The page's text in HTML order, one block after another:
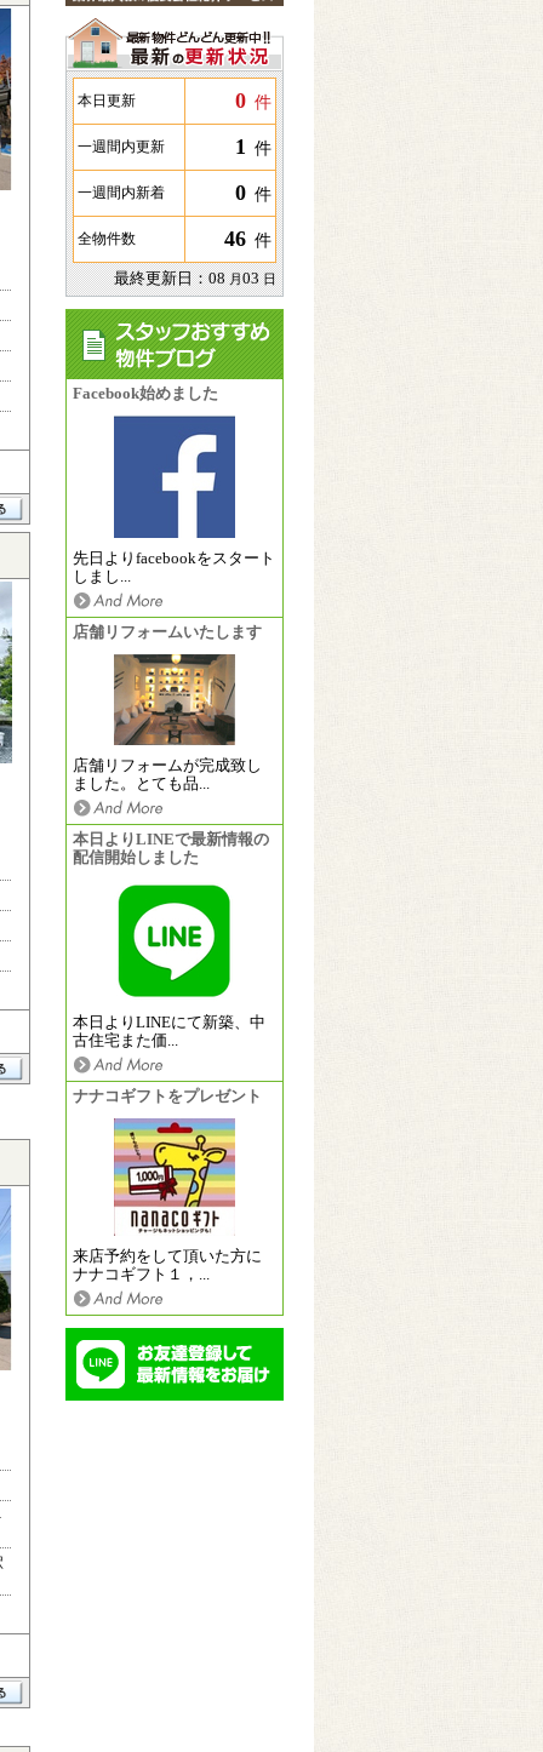
本日更新 0 件
一週間内更新 1 件
一週間内新着 0 件
全物件数 46 件
最終更新日：08 月03 日
Facebook始めました
先日よりfacebookをスタート
しまし...
店舗リフォームいたします
店舗リフォームが完成致し
ました。とても品...
本日よりLINEで最新情報の
配信開始しました
本日よりLINEにて新築、中
古住宅また価...
ナナコギフトをプレゼント
来店予約をして頂いた方に
ナナコギフト１，...